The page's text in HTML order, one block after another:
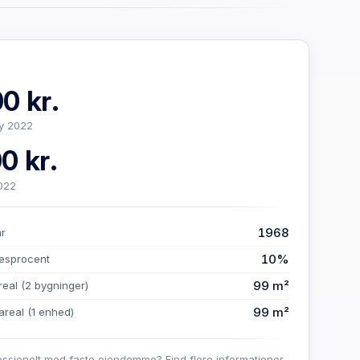
kr.
2022
kr.
1968
10%
(2 bygninger) 99 m²
(1 enhed) 99 m²